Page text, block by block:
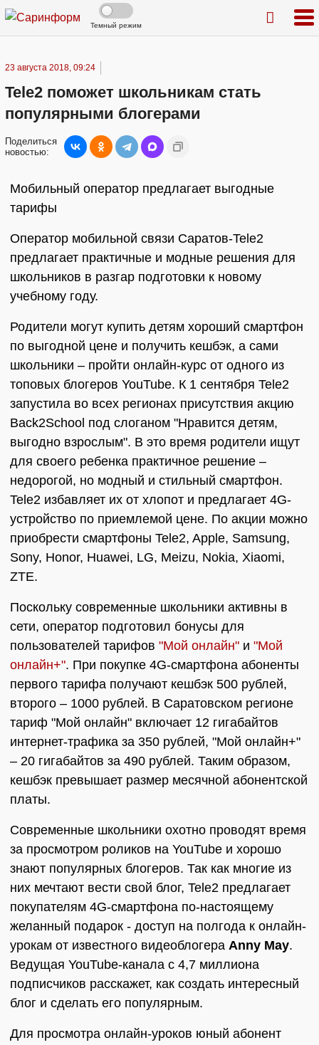
Темный режим
23 августа 2018, 09:24
Tele2 поможет школьникам стать
популярными блогерами
Поделиться
новостью:
Мобильный оператор предлагает выгодные
тарифы
Оператор мобильной связи Саратов-Tele2
предлагает практичные и модные решения для
школьников в разгар подготовки к новому
учебному году.
Родители могут купить детям хороший смартфон
по выгодной цене и получить кешбэк, а сами
школьники – пройти онлайн-курс от одного из
топовых блогеров YouTube. К 1 сентября Tele2
запустила во всех регионах присутствия акцию
Back2School под слоганом "Нравится детям,
выгодно взрослым". В это время родители ищут
для своего ребенка практичное решение –
недорогой, но модный и стильный смартфон.
Tele2 избавляет их от хлопот и предлагает 4G-
устройство по приемлемой цене. По акции можно
приобрести смартфоны Tele2, Apple, Samsung,
Sony, Honor, Huawei, LG, Meizu, Nokia, Xiaomi,
ZTE.
Поскольку современные школьники активны в
сети, оператор подготовил бонусы для
пользователей тарифов "Мой онлайн" и "Мой
онлайн+". При покупке 4G-смартфона абоненты
первого тарифа получают кешбэк 500 рублей,
второго – 1000 рублей. В Саратовском регионе
тариф "Мой онлайн" включает 12 гигабайтов
интернет-трафика за 350 рублей, "Мой онлайн+"
– 20 гигабайтов за 490 рублей. Таким образом,
кешбэк превышает размер месячной абонентской
платы.
Современные школьники охотно проводят время
за просмотром роликов на YouTube и хорошо
знают популярных блогеров. Так как многие из
них мечтают вести свой блог, Tele2 предлагает
покупателям 4G-смартфона по-настоящему
желанный подарок - доступ на полгода к онлайн-
урокам от известного видеоблогера Anny May.
Ведущая YouTube-канала с 4,7 миллиона
подписчиков расскажет, как создать интересный
блог и сделать его популярным.
Для просмотра онлайн-уроков юный абонент